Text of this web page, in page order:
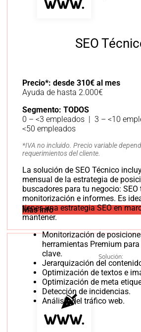
SEO
Precio*: desde 310€ al mes
Ayuda de hasta 2.000€
Segmento: TODOS
0 – <3 empleados | 3 – <10
<50 empleados
*IVA no incluido. Precio variable
requerimientos del cliente.
La solución de SEO Técnico
mensual de la estrategia de
buscadores para tu negocio: SEO
monitorización e informes. Es
tienes una estrategia SEO en
mantener.
Monitorización de
herramientas Premium
clave.
Jerarquización del
Optimización de textos e
Optimización de meta
Detección de incidencias.
Análisis del tráfico web.
Más info
Solución: